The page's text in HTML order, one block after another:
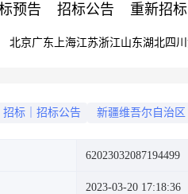
预告 招标公告 重新招标
北京广东 上海江苏浙江山东湖北四川
招标｜招标公告 新疆维吾尔自治区
62023032087194499
2023-03-20 17:18:36